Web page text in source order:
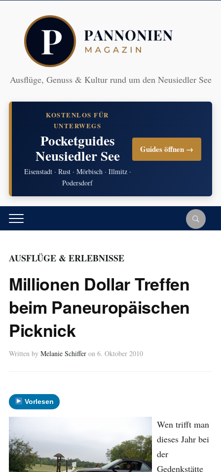
Ausflüge, Genuss & Kultur rund um den Neusiedler See
KOSTENLOS FÜR
UNTERWEGS
Pocketguides
Neusiedler See
Eisenstadt · Rust · Mörbisch · Illmitz ·
Podersdorf
Guides öffnen →
AUSFLÜGE & ERLEBNISSE
Millionen Dollar Treffen
beim Paneuropäischen
Picknick
Written by Melanie Schiffer on 6. Oktober 2010
Vorlesen
Wen trifft man
dieses Jahr bei
der
Gedenkstätte